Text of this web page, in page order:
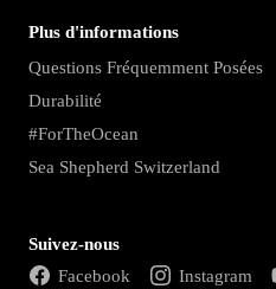
Plus d'informations
Questions Fréquemment Posées
Durabilité
#ForTheOcean
Sea Shepherd Switzerland
Suivez-nous
Facebook
Instagram